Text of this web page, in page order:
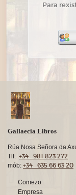
Para
Gallaecia Libros
Rúa Nosa Señora da
Tlf: +34 981 823 272
mób: +34 635 66 63 20
Comezo
Empresa